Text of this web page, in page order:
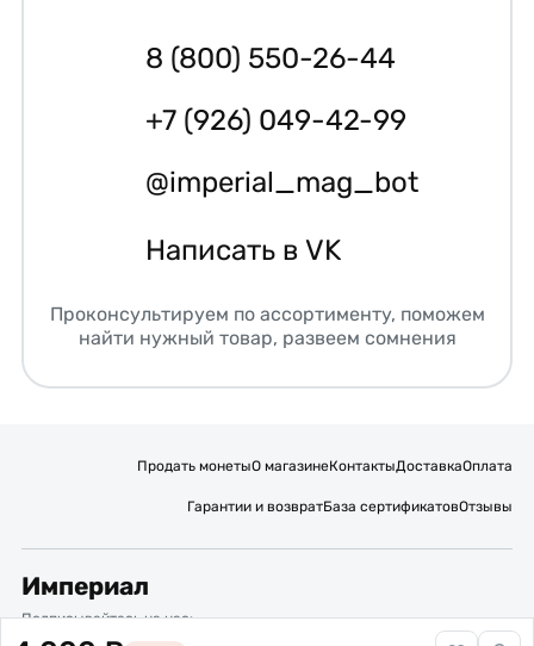
8 (800) 550-26-44
+7 (926) 049-42-99
@imperial_mag_bot
Написать в VK
Проконсультируем по ассортименту, поможем
найти нужный товар, развеем сомнения
Продать монетыО магазинеКонтактыДоставкаОплата
Гарантии и возвратБаза сертификатовОтзывы
Империал
Подписывайтесь на нас: